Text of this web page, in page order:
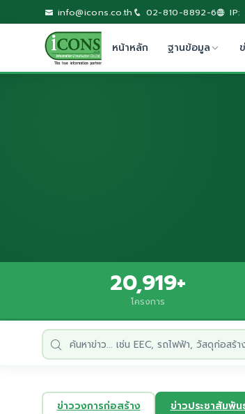
info@icons.co.th 02-810-8892-6 IP:
หน้าหลัก ฐานข้อมูล
20,919+
โครงการ
ข่าววงการก่อสร้าง ข่าวประชาสัมพัน